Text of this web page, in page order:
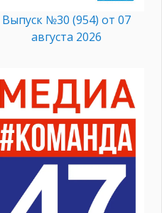
Выпуск №30 (954) от 07
августа 2026